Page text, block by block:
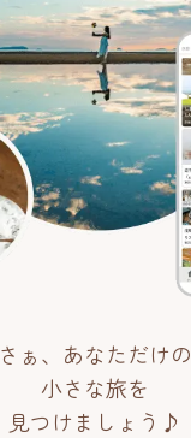
さぁ、あなただけの
小さな旅を
見つけましょう♪